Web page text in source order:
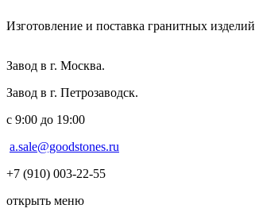
Изготовление и поставка гранитных изделий
Завод в г. Москва.
Завод в г. Петрозаводск.
с 9:00 до 19:00
a.sale@goodstones.ru
+7 (910) 003-22-55
открыть меню